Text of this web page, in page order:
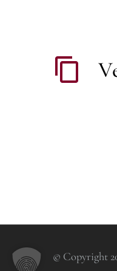
© Copyright